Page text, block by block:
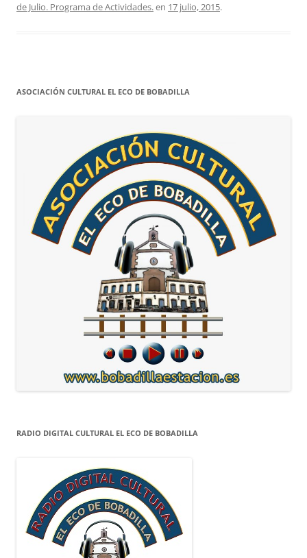
de Julio. Programa de Actividades.en 17 julio, 2015.
ASOCIACIÓN CULTURAL EL ECO DE BOBADILLA
RADIO DIGITAL CULTURAL EL ECO DE BOBADILLA